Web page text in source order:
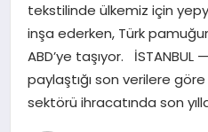
SPOR
tekstilinde ülkemiz için
inşa ederken, Türk
ABD’ye taşıyor. İSTANBUL
paylaştığı son verilere
sektörü ihracatında son